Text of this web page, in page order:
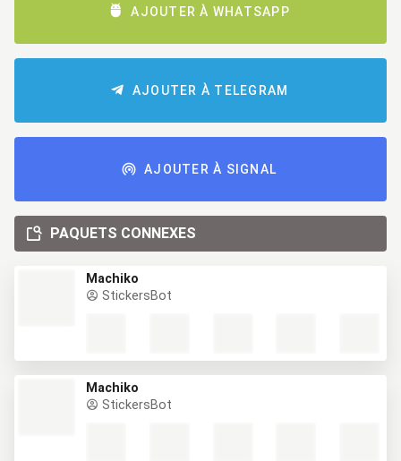
AJOUTER À WHATSAPP
AJOUTER À TELEGRAM
AJOUTER À SIGNAL
PAQUETS CONNEXES
Machiko
StickersBot
Machiko
StickersBot